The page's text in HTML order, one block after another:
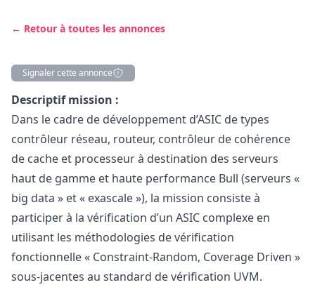
← Retour à toutes les annonces
Signaler cette annonce
Description
Descriptif mission :
Dans le cadre de développement d’ASIC de types
contrôleur réseau, routeur, contrôleur de cohérence
de cache et processeur à destination des serveurs
haut de gamme et haute performance Bull (serveurs «
big data » et « exascale »), la mission consiste à
participer à la vérification d’un ASIC complexe en
utilisant les méthodologies de vérification
fonctionnelle « Constraint-Random, Coverage Driven »
sous-jacentes au standard de vérification UVM.